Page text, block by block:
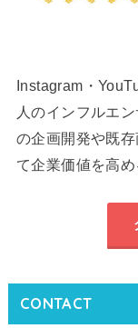
Instagram・
人のインフルエ
の企画開発や既
て企業価値を高
CONTACT